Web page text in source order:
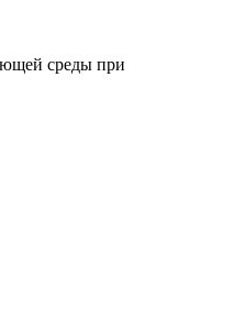
среды при